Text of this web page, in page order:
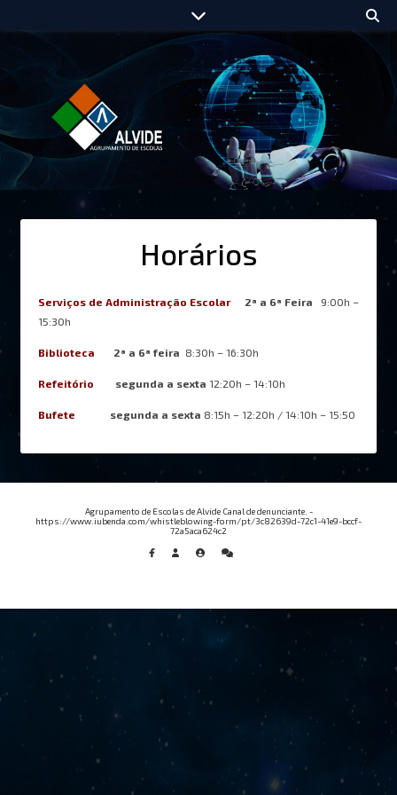
Horários
Serviços de Administração Escolar 2ª a 6ª Feira 9:00h –
15:30h
Biblioteca 2ª a 6ª feira 8:30h – 16:30h
Refeitório segunda a sexta 12:20h – 14:10h
Bufete segunda a sexta 8:15h – 12:20h / 14:10h – 15:50
Agrupamento de Escolas de Alvide Canal de denunciante. -
https://www.iubenda.com/whistleblowing-form/pt/3c82639d-72c1-41e9-bccf-
72a5aca624c2